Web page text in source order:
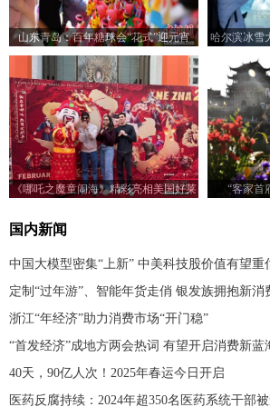
山东青岛：百年糖球会“花式”迎元宵
哈尔滨冰雪
《哪吒之魔童闹海》精彩亮相美国好莱
“客家
国内新闻
中国大模型密集“上新” 中美科技股价值有望重
定制“过年游”、智能年货走俏 银发族拥抱新消
浙江“年经济”助力消费市场“开门稳”
“首发经济”成地方两会热词 有望开启消费新蓝
40天，90亿人次！2025年春运今日开启
医药反腐持续：2024年超350名医药系统干部